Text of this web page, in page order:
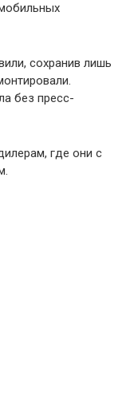
сохранив лишь
без пресс-
где они с